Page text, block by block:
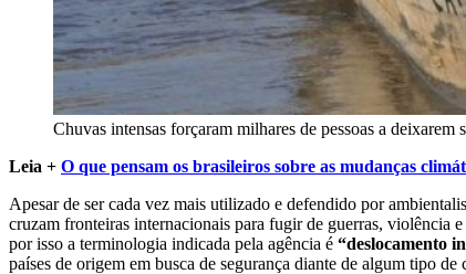
Chuvas intensas forçaram milhares de pessoas a
Leia + O que pensam os brasileiros sobre as mudanças
Apesar de ser cada vez mais utilizado e defendido por
cruzam fronteiras internacionais para fugir de guerras, violência
por isso a terminologia indicada pela agência é “deslocamento
países de origem em busca de segurança diante de algum tipo